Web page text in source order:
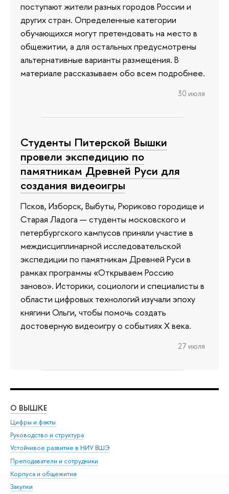
поступают жители разных городов России и
других стран. Определенные категории
обучающихся могут претендовать на место в
общежитии, а для остальных предусмотрены
альтернативные варианты размещения. В
материале рассказываем обо всем подробнее.
30 июля
Студенты Питерской Вышки
провели экспедицию по
памятникам Древней Руси для
создания видеоигры
Псков, Изборск, Выбуты, Рюриково городище и
Старая Ладога — студенты московского и
петербургского кампусов приняли участие в
междисциплинарной исследовательской
экспедиции по памятникам Древней Руси в
рамках программы «Открываем Россию
заново». Историки, социологи и специалисты в
области цифровых технологий изучали эпоху
княгини Ольги, чтобы помочь создать
достоверную видеоигру о событиях X века.
27 июля
О ВЫШКЕ
Цифры и факты
Руководство и структура
Устойчивое развитие в НИУ ВШЭ
Преподаватели и сотрудники
Корпуса и общежития
Закупки